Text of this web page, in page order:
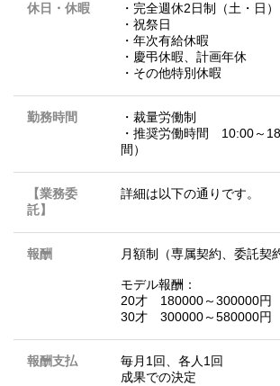
休日・休暇
・完全週休2日制（土・日）
・祝祭日
・年次有給休暇
・慶弔休暇、計画年休
・その他特別休暇
勤務時間
・裁量労働制
・推奨労働時間 10:00～
間）
【業務委
託】
詳細は以下の通りです。
報酬 月額制（専属契約、委託契
モデル報酬：
20才 180000～300000円
30才 300000～580000円
報酬支払
毎月1回、各人1回
成果での決定